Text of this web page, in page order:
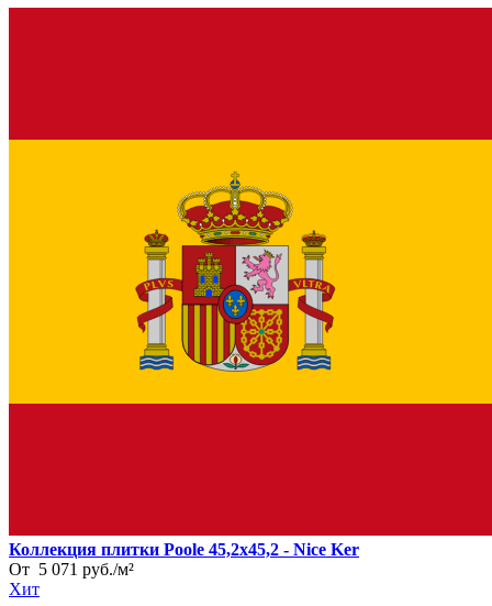
Коллекция плитки Poole 45,2x45,2 - Nice Ker
От 5 071 руб./м²
Хит